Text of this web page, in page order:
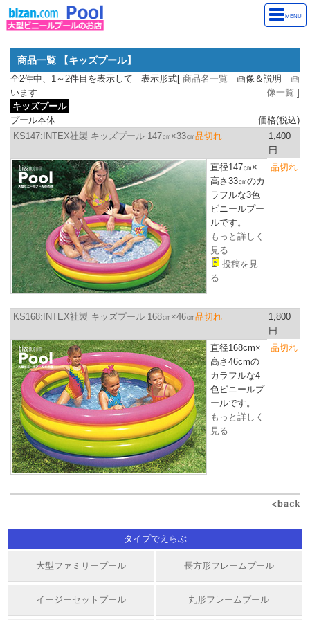
MENU
商品一覧 【キッズプール】
全2件中、1～2件目を表示して
います
表示形式[ 商品名一覧 ｜画像＆説明｜ 画
像一覧 ]
キッズプール
プール本体
価格(税込)
KS147:INTEX社製 キッズプール 147㎝×33㎝品切れ
1,400
円
直径147㎝×
高さ33㎝のカ
ラフルな3色
ビニールプー
ルです。
もっと詳しく
見る
投稿を見
る
品切れ
KS168:INTEX社製 キッズプール 168㎝×46㎝品切れ
1,800
円
直径168cm×
高さ46cmの
カラフルな4
色ビニールプ
ールです。
もっと詳しく
見る
品切れ
タイプでえらぶ
大型ファミリープール 長方形フレームプール
イージーセットプール 丸形フレームプール